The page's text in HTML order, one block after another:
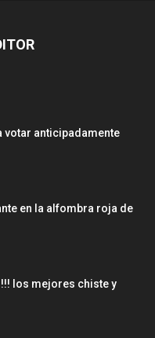
votar anticipadamente
en la alfombra roja de
los mejores chiste y